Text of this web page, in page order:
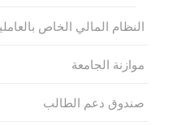
النظام المالي الخاص
موازنة الجامعة
صندوق دعم الطالب